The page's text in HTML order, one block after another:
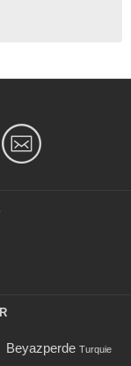
Beyazperde Turquie